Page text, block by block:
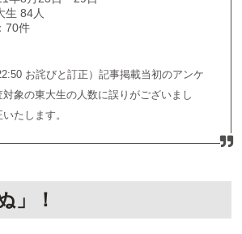
生 84人
70件
お詫びと訂正）記事掲載当初のアンケ
象の東大生の人数に誤りがございまし
たします。
」！